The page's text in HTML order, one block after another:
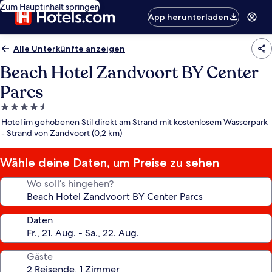
Zum Hauptinhalt springen
App herunterladen
Alle Unterkünfte anzeigen
Beach Hotel Zandvoort BY Center
Parcs
4.5-
Sterne-
Unterkunft
Hotel im gehobenen Stil direkt am Strand mit kostenlosem Wasserpark
- Strand von Zandvoort (0,2 km)
Wähle deine Daten, um Preise zu sehen
Wo soll’s hingehen?
Daten
Gäste